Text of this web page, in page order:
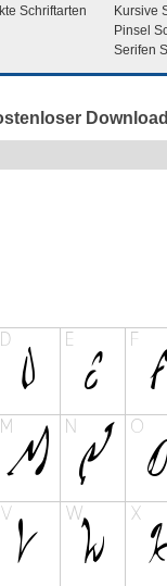
Schriftarten Kursive
Pinsel
Serifen